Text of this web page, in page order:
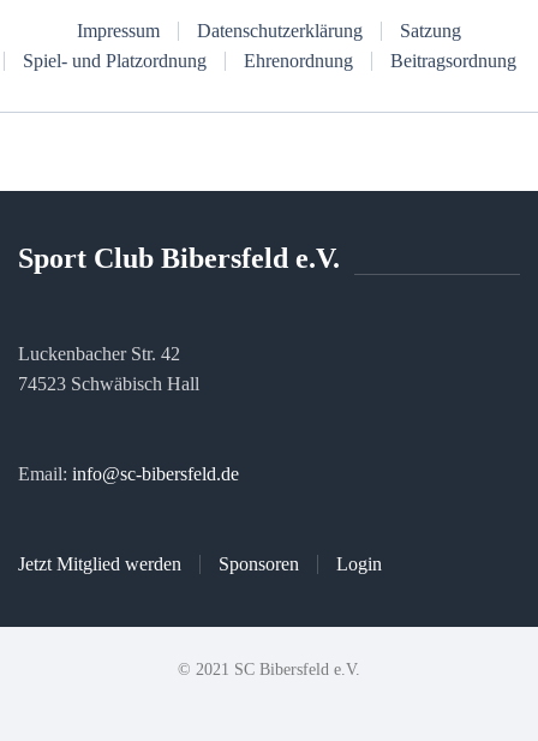
Impressum Datenschutzerklärung
Satzung
Spiel- und Platzordnung
Ehrenordnung Beitragsordnung
Sport Club Bibersfeld e.V.
Luckenbacher Str. 42
74523 Schwäbisch Hall
Email: info@sc-bibersfeld.de
Jetzt Mitglied werden Sponsoren Login
© 2021 SC Bibersfeld e.V.